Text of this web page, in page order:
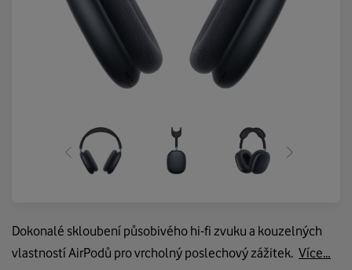
Dokonalé skloubení působivého hi-fi zvuku a kouzelných
vlastností AirPodů pro vrcholný poslechový zážitek. Více…